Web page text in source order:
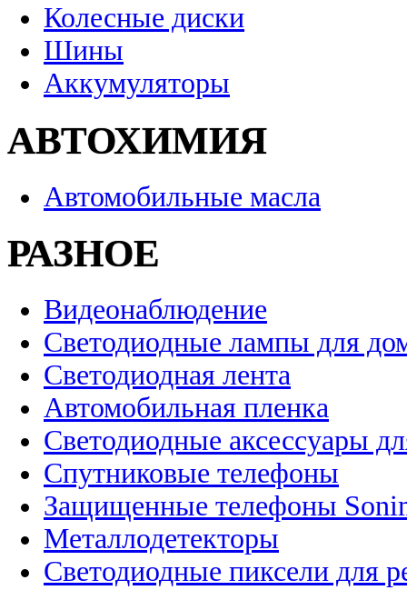
Колесные диски
Шины
Аккумуляторы
АВТОХИМИЯ
Автомобильные масла
РАЗНОЕ
Видеонаблюдение
Светодиодные лампы для
Светодиодная лента
Автомобильная пленка
Светодиодные аксессуары
Спутниковые телефоны
Защищенные телефоны
Металлодетекторы
Светодиодные пиксели для